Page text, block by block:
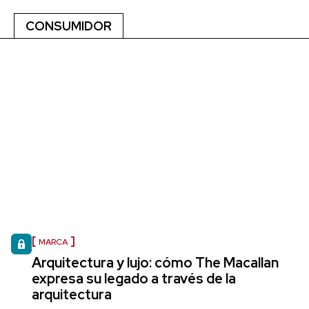
CONSUMIDOR
MARCA
Arquitectura y lujo: cómo The Macallan
expresa su legado a través de la
arquitectura